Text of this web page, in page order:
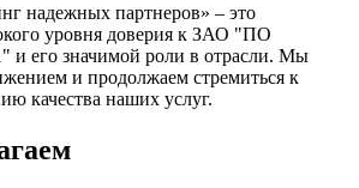
надежных партнеров» – это
уровня доверия к ЗАО "ПО
значимой роли в отрасли. Мы
и продолжаем стремиться к
качества наших услуг.